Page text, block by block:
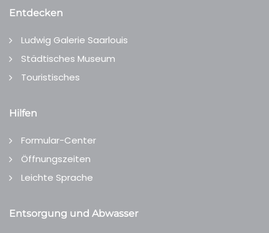
Entdecken
Ludwig Galerie Saarlouis
Städtisches Museum
Touristisches
Hilfen
Formular-Center
Öffnungszeiten
Leichte Sprache
Entsorgung und Abwasser